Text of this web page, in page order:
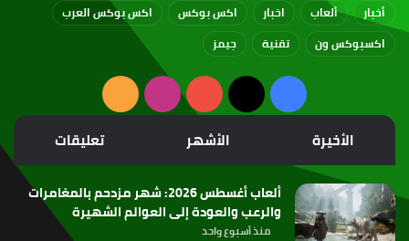
أخبار
ألعاب اخبار اكس بوكس
اكس بوكس العرب
اكسبوكس ون
تقنية جيمز
فيسبوك
‫X
‫YouTubeانستقرامملخص
الموقع
RSS
الأخيرة الأشهر تعليقات
ألعاب أغسطس 2026: شهر مزدحم بالمغامرات
والرعب والعودة إلى العوالم الشهيرة
منذ أسبوع واحد